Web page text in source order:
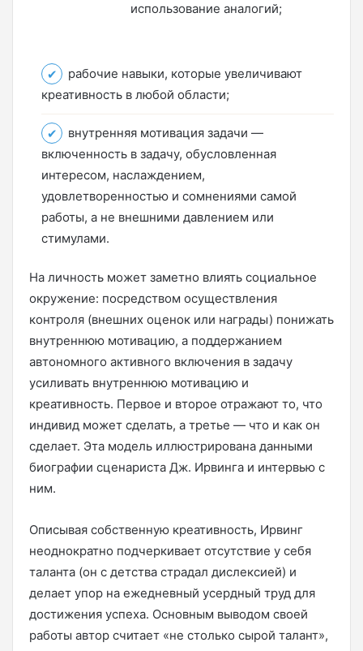
использование аналогий;
рабочие навыки, которые увеличивают
креативность в любой области;
внутренняя мотивация задачи —
включенность в задачу, обусловленная
интересом, наслаждением,
удовлетворенностью и сомнениями самой
работы, а не внешними давлением или
стимулами.
На личность может заметно влиять социальное
окружение: посредством осуществления
контроля (внешних оценок или награды) понижать
внутреннюю мотивацию, а поддержанием
автономного активного включения в задачу
усиливать внутреннюю мотивацию и
креативность. Первое и второе отражают то, что
индивид может сделать, а третье — что и как он
сделает. Эта модель иллюстрирована данными
биографии сценариста Дж. Ирвинга и интервью с
ним.
Описывая собственную креативность, Ирвинг
неоднократно подчеркивает отсутствие у себя
таланта (он с детства страдал дислексией) и
делает упор на ежедневный усердный труд для
достижения успеха. Основным выводом своей
работы автор считает «не столько сырой талант»,